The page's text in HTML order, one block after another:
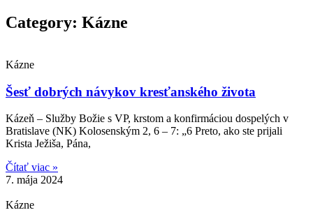
Category: Kázne
Kázne
Šesť dobrých návykov kresťanského života
Kázeň – Služby Božie s VP, krstom a konfirmáciou dospelých v
Bratislave (NK) Kolosenským 2, 6 – 7: „6 Preto, ako ste prijali
Krista Ježiša, Pána,
Čítať viac »
7. mája 2024
Kázne